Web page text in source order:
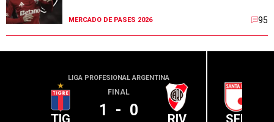
MERCADO DE PASES 2026 95
LIGA PROFESIONAL ARGENTINA
FINAL
1 - 0